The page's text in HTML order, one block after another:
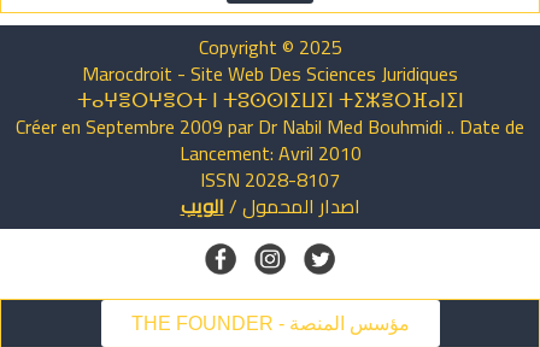
Copyright © 2025
Marocdroit - Site Web Des Sciences Juridiques
ⵜⴰⵖⴻⵔⵖⴻⵔⵜ ⵏ ⵜⵓⵙⵙⵏⵉⵡⵉⵏ ⵜⵉⵣⴻⵔⴼⴰⵏⵉⵏ
Créer en Septembre 2009 par Dr Nabil Med Bouhmidi .. Date de
Lancement: Avril 2010
ISSN 2028-8107
اصدار المحمول/الويب
THE FOUNDER - مؤسس المنصة